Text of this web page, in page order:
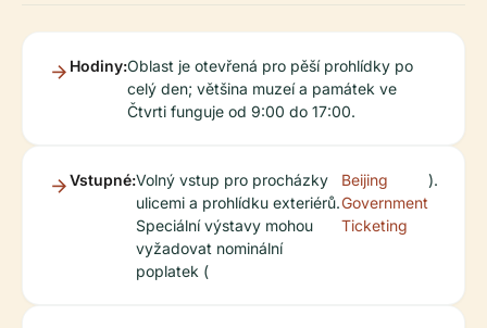
Hodiny:Oblast je otevřená pro pěší prohlídky po
celý den; většina muzeí a památek ve
Čtvrti funguje od 9:00 do 17:00.
Vstupné:Volný vstup pro procházky
ulicemi a prohlídku exteriérů.
Speciální výstavy mohou
vyžadovat nominální
poplatek (
Beijing
Government
Ticketing
).